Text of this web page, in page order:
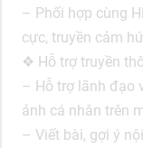
– Phối hợp cùng
cực, truyền cảm
❖ Hỗ trợ truyền
– Hỗ trợ lãnh đạo
ảnh cá nhân trên
– Viết bài, gợi ý